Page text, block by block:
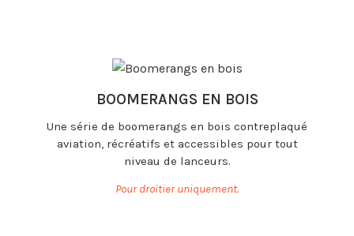
BOOMERANGS EN BOIS
Une série de boomerangs en bois contreplaqué
aviation, récréatifs et accessibles pour tout
niveau de lanceurs.
Pour droitier uniquement.